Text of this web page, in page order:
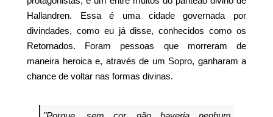
Hallandren. Essa é uma cidade governada por
divindades, como eu já disse, conhecidos como os
Retornados. Foram pessoas que morreram de
maneira heroica e, através de um Sopro, ganharam a
chance de voltar nas formas divinas.